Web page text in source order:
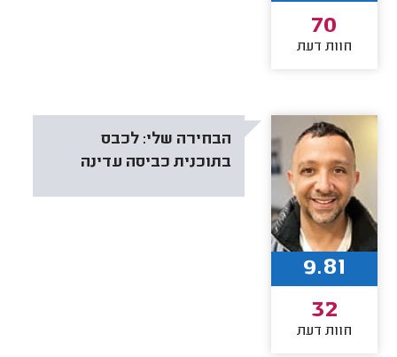
70
חוות דעת
הבחירה שלי: לכבס
בתוכנית כביסה עדינה
9.81
32
חוות דעת